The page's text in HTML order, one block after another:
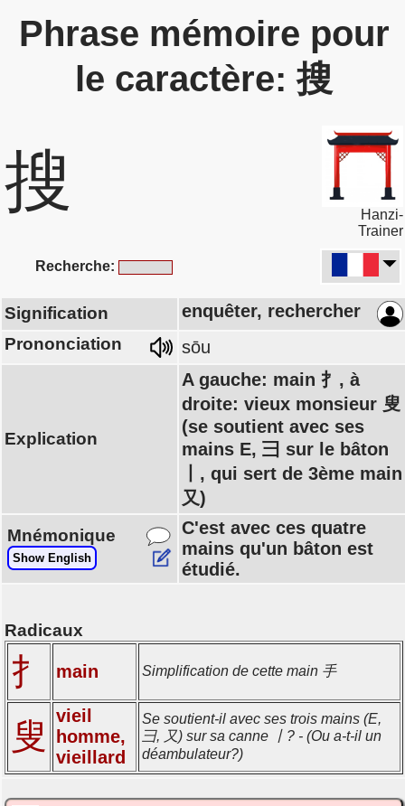
Phrase mémoire pour
le caractère: 搜
搜
Hanzi-
Trainer
Recherche:
Signification enquêter, rechercher
Prononciation sōu
Explication
A gauche: main 扌, à
droite: vieux monsieur 叟
(se soutient avec ses
mains E, 彐 sur le bâton
丨, qui sert de 3ème main
又)
Mnémonique
Show English
C'est avec ces quatre
mains qu'un bâton est
étudié.
Radicaux
扌 main Simplification de cette main 手
叟
vieil
homme,
vieillard
Se soutient-il avec ses trois mains (E,
彐, 又) sur sa canne 丨? - (Ou a-t-il un
déambulateur?)